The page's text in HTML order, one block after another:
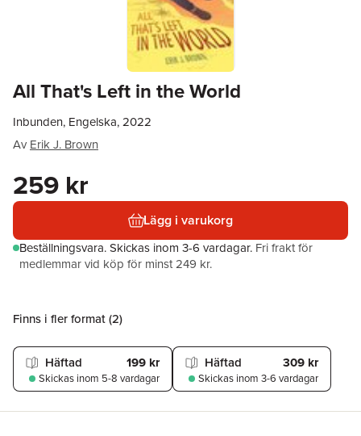
All That's Left in the World
Inbunden, Engelska, 2022
Av Erik J. Brown
259 kr
Lägg i varukorg
Beställningsvara.Skickas inom 3-6 vardagar. Fri frakt för
medlemmar vid köp för minst 249 kr.
Finns i fler format (2)
Häftad 199 kr
Skickas inom 5-8 vardagar
Häftad 309 kr
Skickas inom 3-6 vardagar